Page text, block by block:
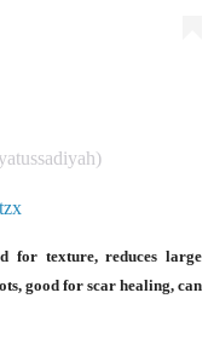
for texture, reduces large
good for scar healing, can